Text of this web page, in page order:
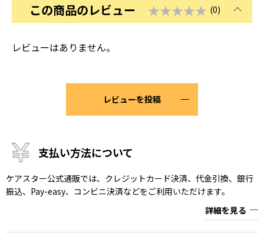
この商品のレビュー ★★★★★ (0)
レビューはありません。
レビューを投稿
支払い方法について
ケアスター公式通販では、クレジットカード決済、代金引換、銀行
振込、Pay-easy、コンビニ決済などをご利用いただけます。
詳細を見る